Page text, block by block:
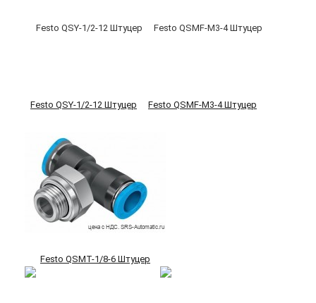
Festo QSY-1/2-12 Штуцер Festo QSMF-M3-4 Штуцер
Festo QSMT-1/8-6 Штуцер